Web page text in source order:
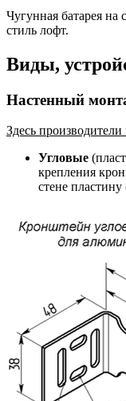
Чугунная батарея на
стиль лофт.
Виды,
Настенный
Здесь
Угловые
крепления
стене